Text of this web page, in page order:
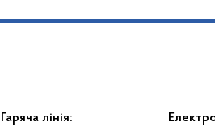
Гаряча лінія: